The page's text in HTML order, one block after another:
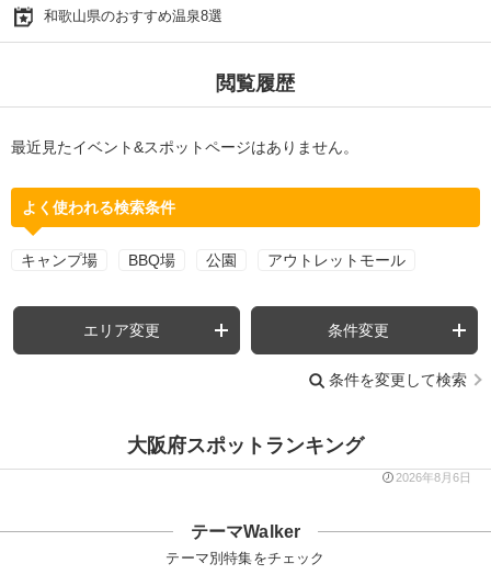
和歌山県のおすすめ温泉8選
閲覧履歴
最近見たイベント&スポットページはありません。
よく使われる検索条件
キャンプ場 BBQ場 公園 アウトレットモール
エリア変更 条件変更
条件を変更して検索
大阪府スポットランキング
2026年8月6日
テーマWalker
テーマ別特集をチェック